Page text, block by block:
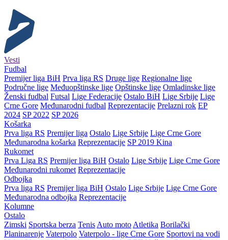
Vesti
Fudbal
Premijer liga BiH Prva liga RS Druge lige Regionalne lige
Područne lige Međuopštinske lige Opštinske lige Omladinske lige
Ženski fudbal Futsal Lige Federacije Ostalo BiH Lige Srbije Lige
Crne Gore Međunarodni fudbal Reprezentacije Prelazni rok EP
2024 SP 2022 SP 2026
Košarka
Prva liga RS Premijer liga Ostalo Lige Srbije Lige Crne Gore
Međunarodna košarka Reprezentacije SP 2019 Kina
Rukomet
Prva Liga RS Premijer liga BiH Ostalo Lige Srbije Lige Crne Gore
Međunarodni rukomet Reprezentacije
Odbojka
Prva liga RS Premijer liga BiH Ostalo Lige Srbije Lige Crne Gore
Međunarodna odbojka Reprezentacije
Kolumne
Ostalo
Zimski Sportska berza Tenis Auto moto Atletika Borilački
Planinarenje Vaterpolo Vaterpolo - lige Crne Gore Sportovi na vodi